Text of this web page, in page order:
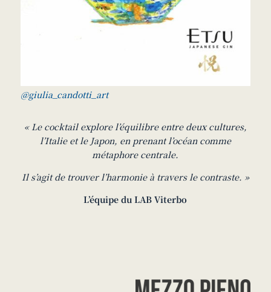
@giulia_candotti_art
« Le cocktail explore l’équilibre entre deux cultures,
l’Italie et le Japon, en prenant l’océan comme
métaphore centrale.
Il s’agit de trouver l’harmonie à travers le contraste. »
L’équipe du LAB Viterbo